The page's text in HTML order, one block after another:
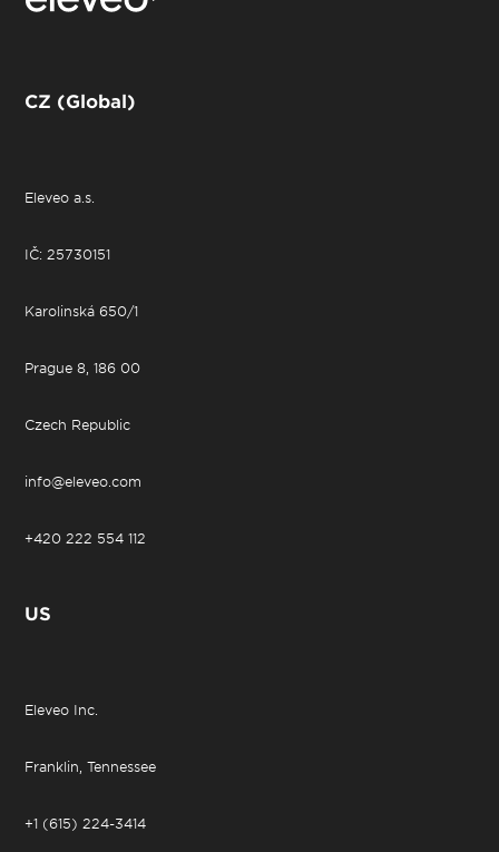
CZ (Global)
Eleveo a.s.
IČ: 25730151
Karolinská 650/1
Prague 8, 186 00
Czech Republic
info@eleveo.com
+420 222 554 112
US
Eleveo Inc.
Franklin, Tennessee
+1 (615) 224-3414